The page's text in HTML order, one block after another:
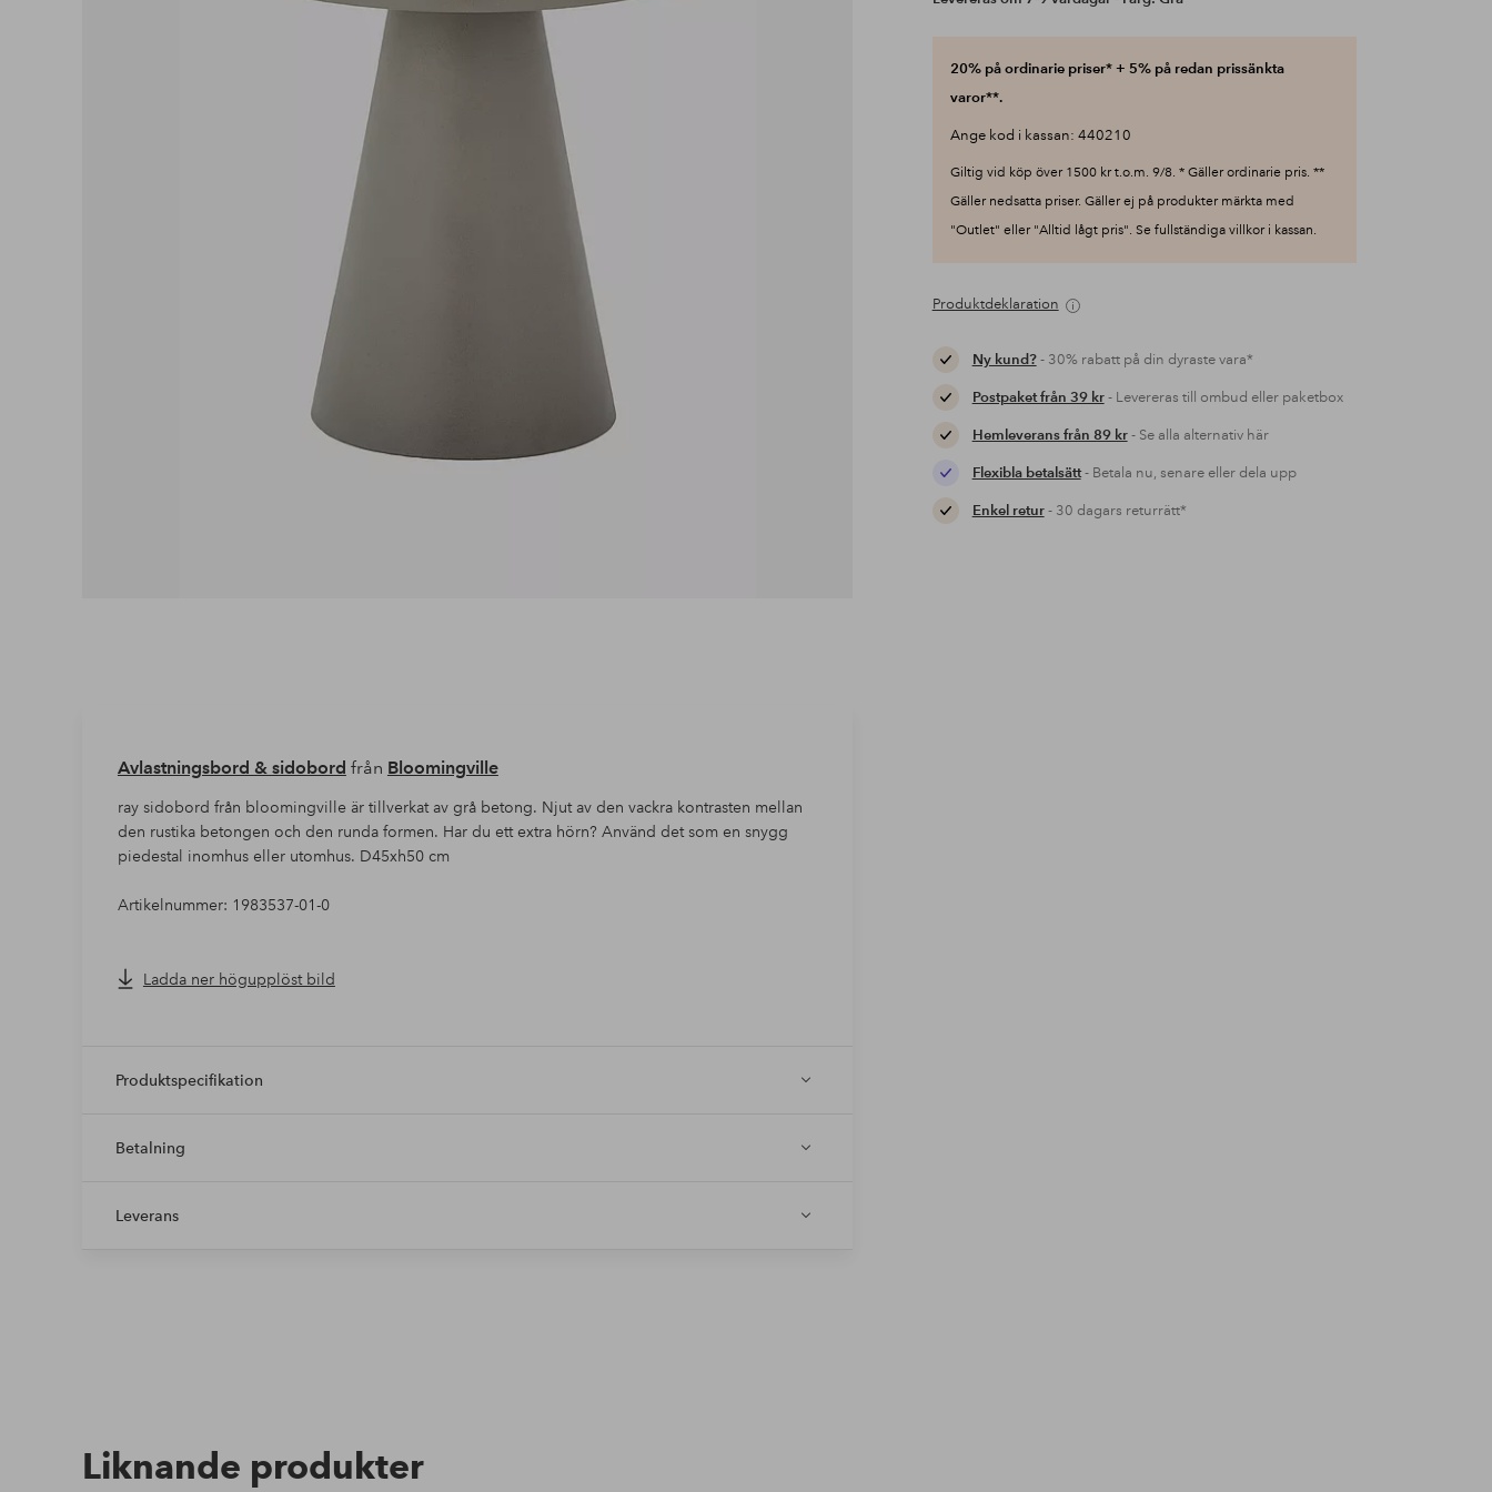
20% på ordinarie priser* + 5% på redan prissänkta
varor**.
Ange kod i kassan: 440210
Giltig vid köp över 1500 kr t.o.m. 9/8. * Gäller ordinarie pris. **
Gäller nedsatta priser. Gäller ej på produkter märkta med
"Outlet" eller "Alltid lågt pris". Se fullständiga villkor i kassan.
Produktdeklaration
Ny kund?- 30% rabatt på din dyraste vara*
Postpaket från 39 kr- Levereras till ombud eller paketbox
Hemleverans från 89 kr- Se alla alternativ här
Flexibla betalsätt- Betala nu, senare eller dela upp
Enkel retur- 30 dagars returrätt*
Avlastningsbord & sidobord från Bloomingville
ray sidobord från bloomingville är tillverkat av grå betong. Njut av den vackra kontrasten mellan
den rustika betongen och den runda formen. Har du ett extra hörn? Använd det som en snygg
piedestal inomhus eller utomhus. D45xh50 cm
Artikelnummer: 1983537-01-0
Ladda ner högupplöst bild
Produktspecifikation
Betalning
Leverans
Liknande produkter